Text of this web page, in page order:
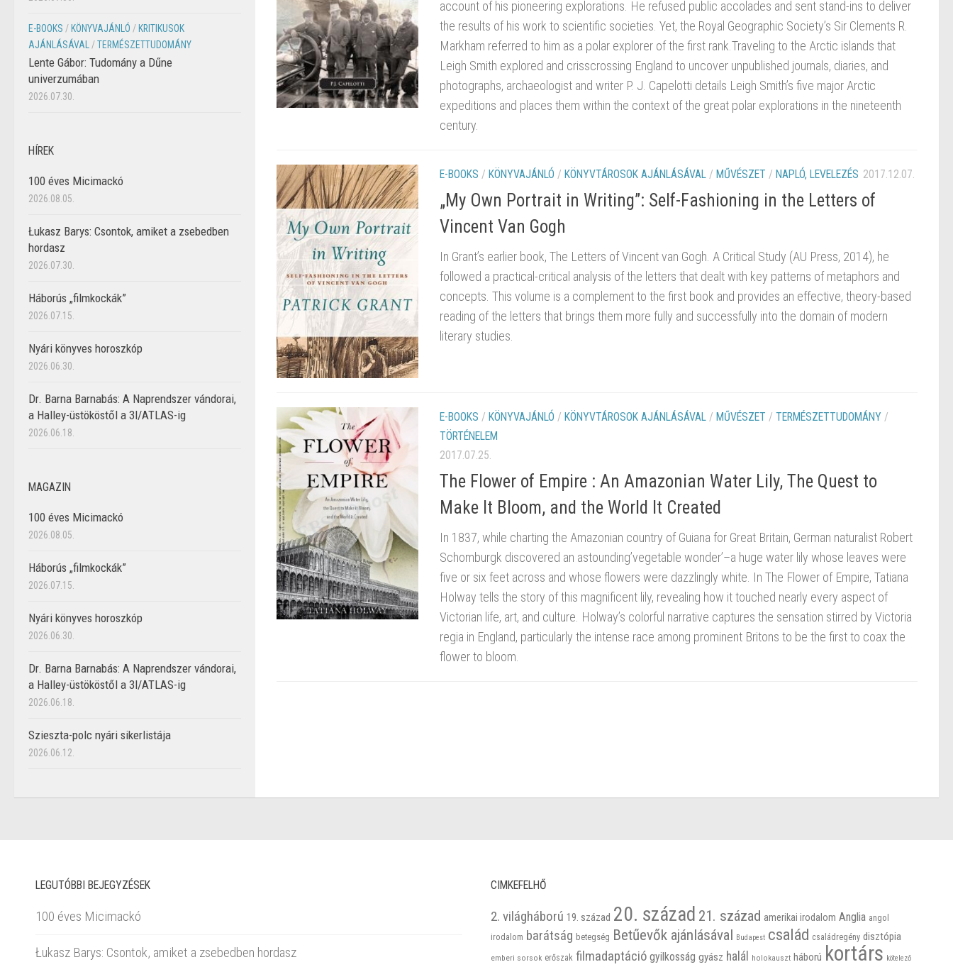
account of his pioneering explorations. He refused public accolades and sent stand-ins to deliver
the results of his work to scientific societies. Yet, the Royal Geographic Society’s Sir Clements R.
Markham referred to him as a polar explorer of the first rank.Traveling to the Arctic islands that
Leigh Smith explored and crisscrossing England to uncover unpublished journals, diaries, and
photographs, archaeologist and writer P. J. Capelotti details Leigh Smith’s five major Arctic
expeditions and places them within the context of the great polar explorations in the nineteenth
century.
E-BOOKS / KÖNYVAJÁNLÓ / KÖNYVTÁROSOK AJÁNLÁSÁVAL / MŰVÉSZET / NAPLÓ, LEVELEZÉS 2017.12.07.
„My Own Portrait in Writing”: Self-Fashioning in the Letters of
Vincent Van Gogh
In Grant’s earlier book, The Letters of Vincent van Gogh. A Critical Study (AU Press, 2014), he
followed a practical-critical analysis of the letters that dealt with key patterns of metaphors and
concepts. This volume is a complement to the first book and provides an effective, theory-based
reading of the letters that brings them more fully and successfully into the domain of modern
literary studies.
E-BOOKS / KÖNYVAJÁNLÓ / KÖNYVTÁROSOK AJÁNLÁSÁVAL / MŰVÉSZET / TERMÉSZETTUDOMÁNY /
TÖRTÉNELEM
2017.07.25.
The Flower of Empire : An Amazonian Water Lily, The Quest to
Make It Bloom, and the World It Created
In 1837, while charting the Amazonian country of Guiana for Great Britain, German naturalist Robert
Schomburgk discovered an astounding’vegetable wonder’–a huge water lily whose leaves were
five or six feet across and whose flowers were dazzlingly white. In The Flower of Empire, Tatiana
Holway tells the story of this magnificent lily, revealing how it touched nearly every aspect of
Victorian life, art, and culture. Holway’s colorful narrative captures the sensation stirred by Victoria
regia in England, particularly the intense race among prominent Britons to be the first to coax the
flower to bloom.
E-BOOKS / KÖNYVAJÁNLÓ / KRITIKUSOK
AJÁNLÁSÁVAL
/TERMÉSZETTUDOMÁNY
Lente Gábor: Tudomány a Dűne
univerzumában
2026.07.30.
HÍREK
100 éves Micimackó
2026.08.05.
Łukasz Barys: Csontok, amiket a zsebedben
hordasz
2026.07.30.
Háborús „filmkockák”
2026.07.15.
Nyári könyves horoszkóp
2026.06.30.
Dr. Barna Barnabás: A Naprendszer vándorai,
a Halley-üstököstől a 3I/ATLAS-ig
2026.06.18.
MAGAZIN
100 éves Micimackó
2026.08.05.
Háborús „filmkockák”
2026.07.15.
Nyári könyves horoszkóp
2026.06.30.
Dr. Barna Barnabás: A Naprendszer vándorai,
a Halley-üstököstől a 3I/ATLAS-ig
2026.06.18.
Szieszta-polc nyári sikerlistája
2026.06.12.
LEGUTÓBBI BEJEGYZÉSEK
100 éves Micimackó
Łukasz Barys: Csontok, amiket a zsebedben hordasz
CIMKEFELHŐ
2. világháború 19. század 20. század 21. század amerikai irodalom Anglia angol
irodalom barátság betegség Betűevők ajánlásával Budapest család családregény disztópia
emberi sorsok erőszak filmadaptáció gyilkosság gyász halál holokauszt háború kortárs kötelező